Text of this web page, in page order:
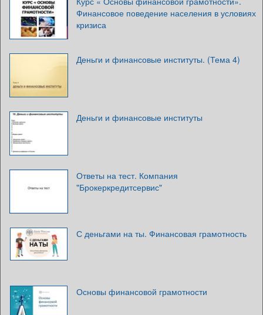
Финансовое поведение населения в условиях
кризиса
Деньги и финансовые институты. (Тема 4)
Деньги и финансовые институты
Ответы на тест. Компания
"Брокеркредитсервис"
С деньгами на ты. Финансовая грамотность
Основы финансовой грамотности